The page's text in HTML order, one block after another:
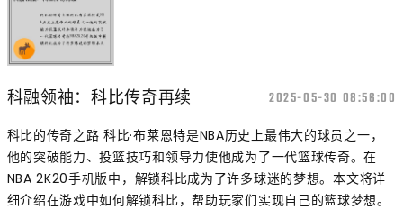
科融领袖：科比传奇再续 2025-05-30 08:56:00
科比的传奇之路 科比·布莱恩特是NBA历史上最伟大的球员之一，
他的突破能力、投篮技巧和领导力使他成为了一代篮球传奇。在
NBA 2K20手机版中，解锁科比成为了许多球迷的梦想。本文将详
细介绍在游戏中如何解锁科比，帮助玩家们实现自己的篮球梦想。